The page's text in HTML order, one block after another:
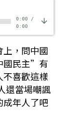
0:00/
0:00
上，問中國
國民主”有
不喜歡這樣
還當場嘲諷
年人了吧